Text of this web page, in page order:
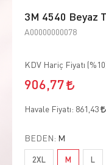
3M 4540 Beyaz
A00000000078
KDV Hariç Fiyatı (%10
906,77
Havale Fiyatı: 861,43
BEDEN: M
2XL M L